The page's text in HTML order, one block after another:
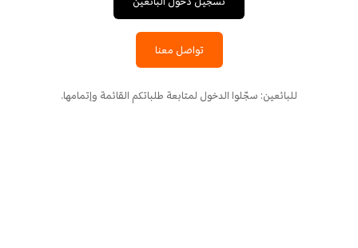
تواصل معنا
للبائعين: سجّلوا الدخول لمتابعة طلباتكم القائمة وإتمامها.